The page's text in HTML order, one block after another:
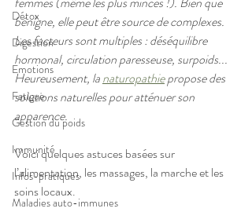
Détox
Digestion
Emotions
Fatigue
Gestion du poids
Immunité
Infos-pratiques
Maladies auto-immunes
bénigne, elle peut être source de complexes.
Les facteurs sont multiples : déséquilibre
hormonal, circulation paresseuse, surpoids...
Heureusement, la naturopathie propose des
solutions naturelles pour atténuer son
apparence.
Voici quelques astuces basées sur
l’alimentation, les massages, la marche et les
soins locaux.